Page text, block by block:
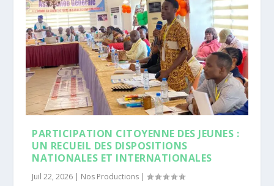
PARTICIPATION CITOYENNE DES JEUNES :
UN RECUEIL DES DISPOSITIONS
NATIONALES ET INTERNATIONALES
Juil 22, 2026 | Nos Productions |